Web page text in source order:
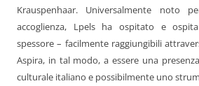
Krauspenhaar. Universalmente noto
accoglienza, Lpels ha ospitato e
spessore – facilmente raggiungibili
Aspira, in tal modo, a essere una
culturale italiano e possibilmente uno